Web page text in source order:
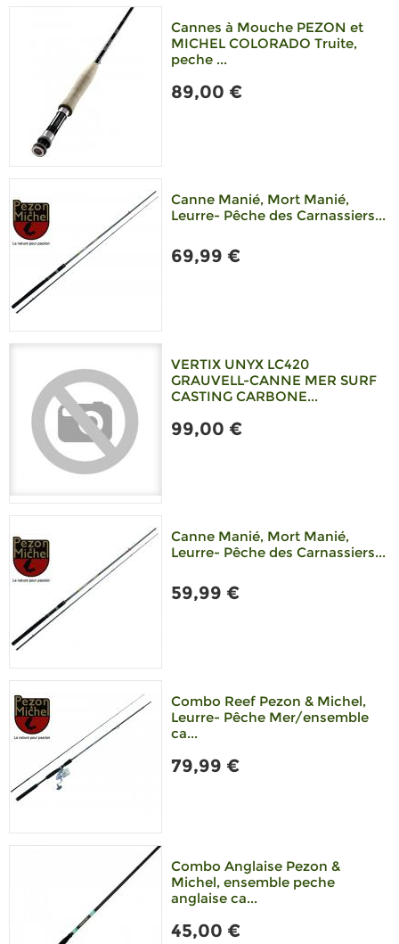
Cannes à Mouche PEZON et
MICHEL COLORADO Truite,
peche ...
89,00 €
Canne Manié, Mort Manié,
Leurre- Pêche des Carnassiers...
69,99 €
VERTIX UNYX LC420
GRAUVELL-CANNE MER SURF
CASTING CARBONE...
99,00 €
Canne Manié, Mort Manié,
Leurre- Pêche des Carnassiers...
59,99 €
Combo Reef Pezon & Michel,
Leurre- Pêche Mer/ensemble
ca...
79,99 €
Combo Anglaise Pezon &
Michel, ensemble peche
anglaise ca...
45,00 €